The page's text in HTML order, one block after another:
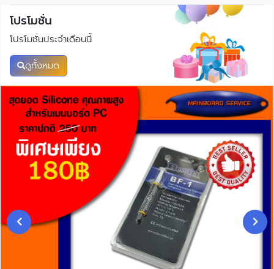
โปรโมชั่น
โปรโมชั่นประจำเดือนนี้
ดูทั้งหมด